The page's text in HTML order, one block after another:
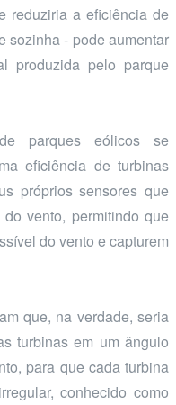
reduziria a eficiência de
sozinha - pode aumentar
produzida pelo parque
parques eólicos se
eficiência de turbinas
próprios sensores que
vento, permitindo que
do vento e capturem
que, na verdade, seria
turbinas em um ângulo
para que cada turbina
conhecido como